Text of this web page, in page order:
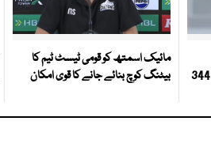
بالنگ، ویسٹ انڈیز پہلی اننگز میں 344
مائیک اسمتھ کو قومی ٹیسٹ ٹیم کا
بیٹنگ کوچ بنائے جانے کا قوی امکان